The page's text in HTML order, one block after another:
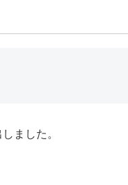
ました。